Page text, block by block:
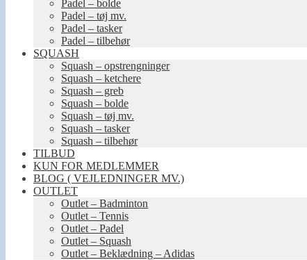
Padel – bolde
Padel – tøj mv.
Padel – tasker
Padel – tilbehør
SQUASH
Squash – opstrengninger
Squash – ketchere
Squash – greb
Squash – bolde
Squash – tøj mv.
Squash – tasker
Squash – tilbehør
TILBUD
KUN FOR MEDLEMMER
BLOG ( VEJLEDNINGER MV.)
OUTLET
Outlet – Badminton
Outlet – Tennis
Outlet – Padel
Outlet – Squash
Outlet – Beklædning – Adidas